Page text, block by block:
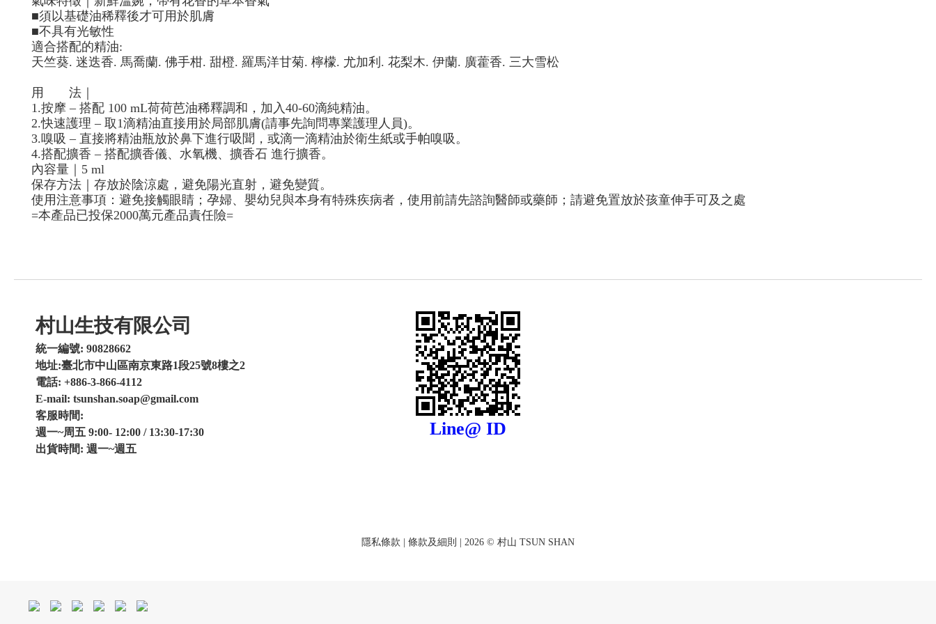
■須以基礎油稀釋後才可用於肌膚
■不具有光敏性
適合搭配的精油:
天竺葵. 迷迭香. 馬喬蘭. 佛手柑. 甜橙. 羅馬洋甘菊. 檸檬. 尤加利 . 花梨木. 伊蘭. 廣藿香. 三大雪松
用
法｜
1.按摩 – 搭配 100 mL荷荷芭油稀釋調和，加入40-60滴純精油。
2.快速護理 – 取1滴精油直接用於局部肌膚(請事先詢問專業護理人員)。
3.嗅吸 – 直接將精油瓶放於鼻下進行吸聞，或滴一滴精油於衛生紙或手帕嗅吸。
4.搭配擴香 – 搭配擴香儀、水氧機、擴香石 進行擴香。
內容量｜ 5 ml
保存方法｜存放於陰涼處，避免陽光直射，避免變質。
使用注意事項：避免接觸眼睛；孕婦、嬰幼兒與本身有特殊疾病者，使用前請先諮詢醫師或藥師；請避免置放於孩童伸手可及之處
=本產品已投保2000萬元產品責任險=
村山生技有限公司
統一編號: 90828662
地址:臺北市中山區南京東路1段25號8樓之2
電話: +886-3-866-4112
E-mail: tsunshan.soap@gmail.com
客服時間:
週一~周五 9:00- 12:00 / 13:30-17:30
出貨時間: 週一~週五
Line@ ID
隱私條款 條款及細則 | 2026 © 村山 TSUN SHAN